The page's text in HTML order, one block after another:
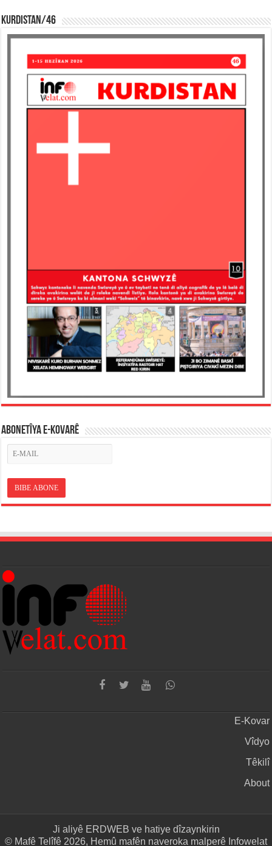
KURDISTAN/46
ABONETÎYA E-KOVARÊ
E-Kovar
Vîdyo
Têkilî
About
Ji aliyê ERDWEB ve hatiye dîzaynkirin
© Mafê Telîfê 2026, Hemû mafên naveroka malperê Infowelat